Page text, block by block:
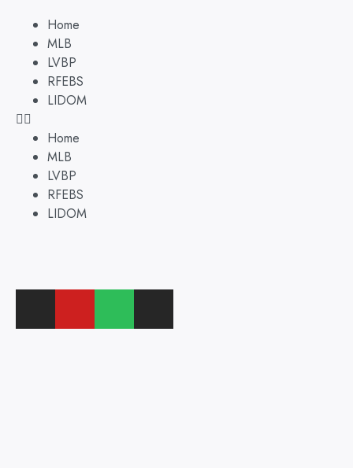
Home
MLB
LVBP
RFEBS
LIDOM
Home
MLB
LVBP
RFEBS
LIDOM